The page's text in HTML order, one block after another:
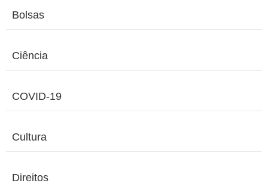
Bolsas
Ciência
COVID-19
Cultura
Direitos